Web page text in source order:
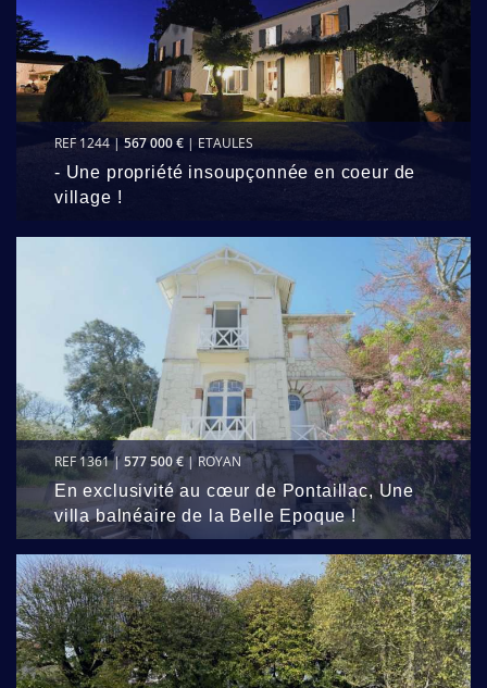
REF 1244 |567 000 € | ETAULES
- Une propriété insoupçonnée en coeur de
village !
REF 1361 |577 500 €| ROYAN
En exclusivité au cœur de Pontaillac, Une
villa balnéaire de la Belle Epoque !